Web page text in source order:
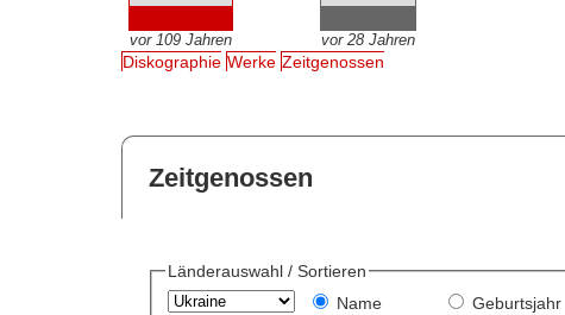
vor 109 Jahren vor 28 Jahren
Diskographie Werke Zeitgenossen
Zeitgenossen
Länderauswahl / Sortieren
Name
Geburtsjahr